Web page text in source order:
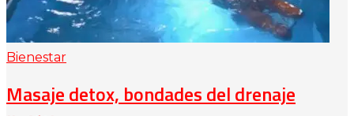
Bienestar
Masaje detox, bondades del drenaje